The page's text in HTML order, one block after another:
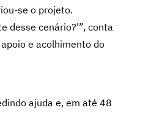
se o projeto.
desse cenário?'”, conta
e acolhimento do
ajuda e, em até 48